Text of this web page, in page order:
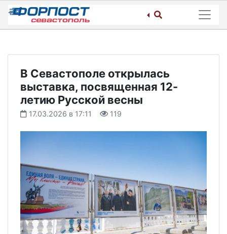
Skip
content
В Севастополе открылась
выставка, посвященная 12-
летию Русской весны
17.03.2026 в 17:11 119